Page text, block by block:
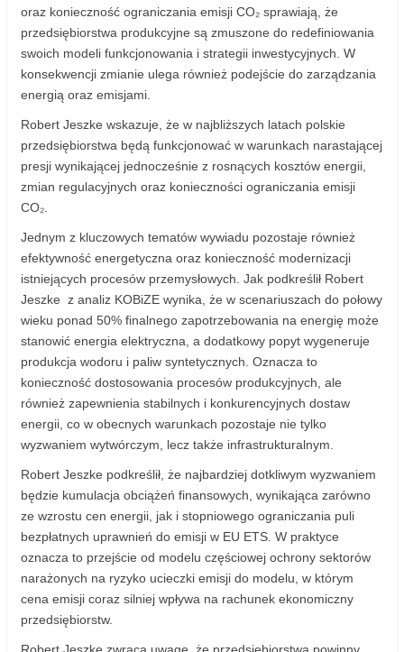
oraz konieczność ograniczania emisji CO₂ sprawiają, że
przedsiębiorstwa produkcyjne są zmuszone do redefiniowania
swoich modeli funkcjonowania i strategii inwestycyjnych. W
konsekwencji zmianie ulega również podejście do zarządzania
energią oraz emisjami.
Robert Jeszke wskazuje, że w najbliższych latach polskie
przedsiębiorstwa będą funkcjonować w warunkach narastającej
presji wynikającej jednocześnie z rosnących kosztów energii,
zmian regulacyjnych oraz konieczności ograniczania emisji
CO₂.
Jednym z kluczowych tematów wywiadu pozostaje również
efektywność energetyczna oraz konieczność modernizacji
istniejących procesów przemysłowych. Jak podkreślił Robert
Jeszke z analiz KOBiZE wynika, że w scenariuszach do połowy
wieku ponad 50% finalnego zapotrzebowania na energię może
stanowić energia elektryczna, a dodatkowy popyt wygeneruje
produkcja wodoru i paliw syntetycznych. Oznacza to
konieczność dostosowania procesów produkcyjnych, ale
również zapewnienia stabilnych i konkurencyjnych dostaw
energii, co w obecnych warunkach pozostaje nie tylko
wyzwaniem wytwórczym, lecz także infrastrukturalnym.
Robert Jeszke podkreślił, że najbardziej dotkliwym wyzwaniem
będzie kumulacja obciążeń finansowych, wynikająca zarówno
ze wzrostu cen energii, jak i stopniowego ograniczania puli
bezpłatnych uprawnień do emisji w EU ETS. W praktyce
oznacza to przejście od modelu częściowej ochrony sektorów
narażonych na ryzyko ucieczki emisji do modelu, w którym
cena emisji coraz silniej wpływa na rachunek ekonomiczny
przedsiębiorstw.